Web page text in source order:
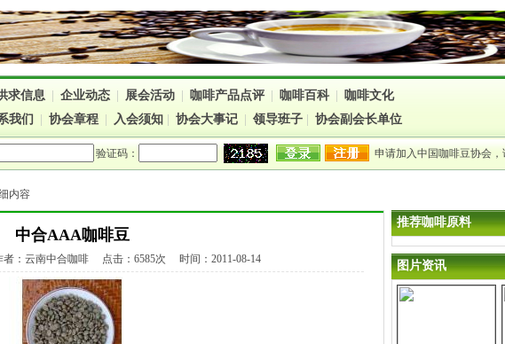
求信息 企业动态 展会活动 咖啡产品点评 咖啡百科
咖啡文化
我们 协会章程 入会须知 协会大事记 领导班子 协会副会长单位
验证码： 申请加入中国咖啡豆协会，
内容
中合AAA咖啡豆
：云南中合咖啡 点击：6585次 时间：2011-08-14
推荐咖啡原料
图片资讯